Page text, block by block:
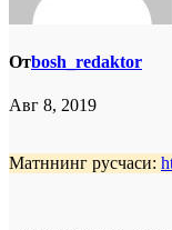
Отbosh_redaktor
Авг 8, 2019
Матннинг русчаси: